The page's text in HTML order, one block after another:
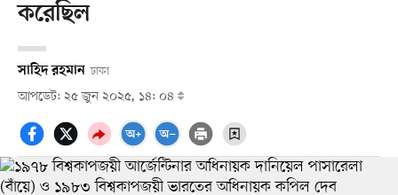
করেছিল
সাহিদ রহমান ঢাকা
আপডেট: ২৫ জুন ২০২৫, ১৪: ০৪